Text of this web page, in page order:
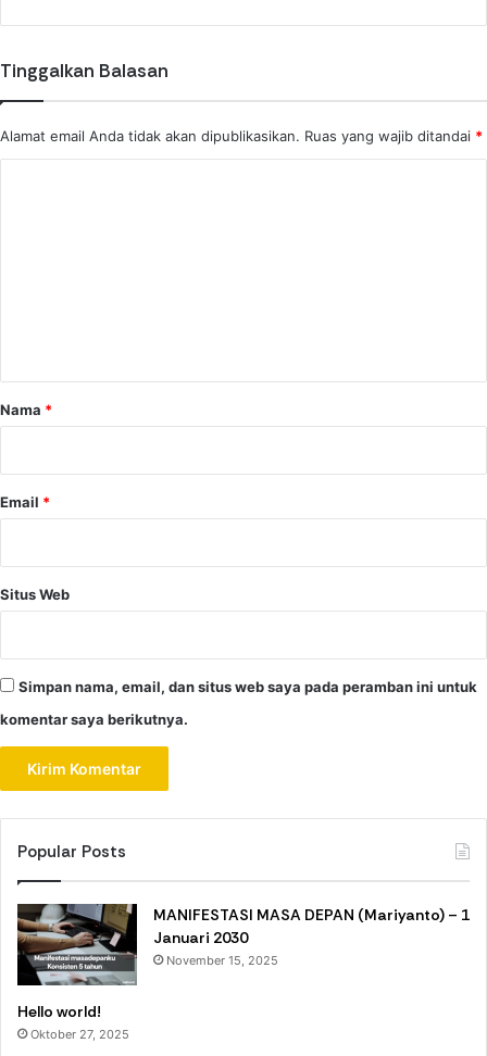
Tinggalkan Balasan
Alamat email Anda tidak akan dipublikasikan. Ruas yang wajib ditandai *
rNama *
Email *
Situs Web
Simpan nama, email, dan situs web saya pada peramban ini untuk
komentar saya berikutnya.
Popular Posts
MANIFESTASI MASA DEPAN (Mariyanto) – 1
Januari 2030
November 15, 2025
Hello world!
Oktober 27, 2025